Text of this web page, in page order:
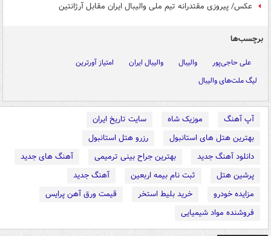
عکس/ پیروزی مقتدرانه تیم ملی والیبال ایران مقابل آرژانتین
برچسب‌ها
علی حاجی‌پور والیبال والیبال ایران
امتیاز آورترین
لیگ ملت‌های والیبال
آپ آهنگ موزیک شاه
سایت تاریخ ایران
بهترین هتل های استانبول
رزرو هتل استانبول
دانلود آهنگ جدید
بهترین جراح بینی ترمیمی
آهنگ های جدید
پرشین هتل
ثبت نام بیمه اربعین
آهنگ جدید
مزایده خودرو
خرید بلیط استخر
قیمت ورق آهن پرایس
فروشنده مواد شیمیایی